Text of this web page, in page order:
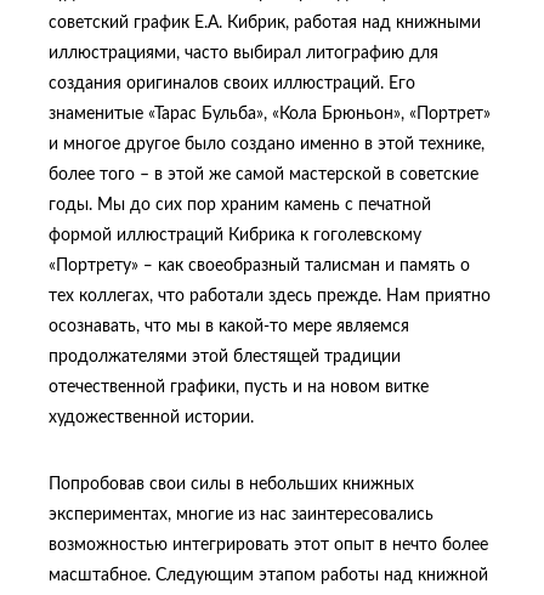
советский график Е.А. Кибрик, работая над книжными
иллюстрациями, часто выбирал литографию для
создания оригиналов своих иллюстраций. Его
знаменитые «Тарас Бульба», «Кола Брюньон», «Портрет»
и многое другое было создано именно в этой технике,
более того – в этой же самой мастерской в советские
годы. Мы до сих пор храним камень с печатной
формой иллюстраций Кибрика к гоголевскому
«Портрету» ‒ как своеобразный талисман и память о
тех коллегах, что работали здесь прежде. Нам приятно
осознавать, что мы в какой-то мере являемся
продолжателями этой блестящей традиции
отечественной графики, пусть и на новом витке
художественной истории.
Попробовав свои силы в небольших книжных
экспериментах, многие из нас заинтересовались
возможностью интегрировать этот опыт в нечто более
масштабное. Следующим этапом работы над книжной